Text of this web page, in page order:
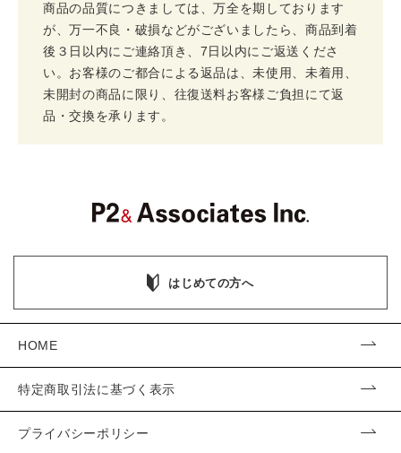
商品の品質につきましては、万全を期しております
が、万一不良・破損などがございましたら、商品到着
後３日以内にご連絡頂き、7日以内にご返送くださ
い。お客様のご都合による返品は、未使用、未着用、
未開封の商品に限り、往復送料お客様ご負担にて返
品・交換を承ります。
はじめての方へ
HOME
特定商取引法に基づく表示
プライバシーポリシー